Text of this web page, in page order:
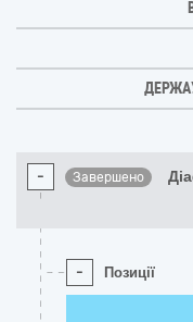
- Завершено
- Позиції